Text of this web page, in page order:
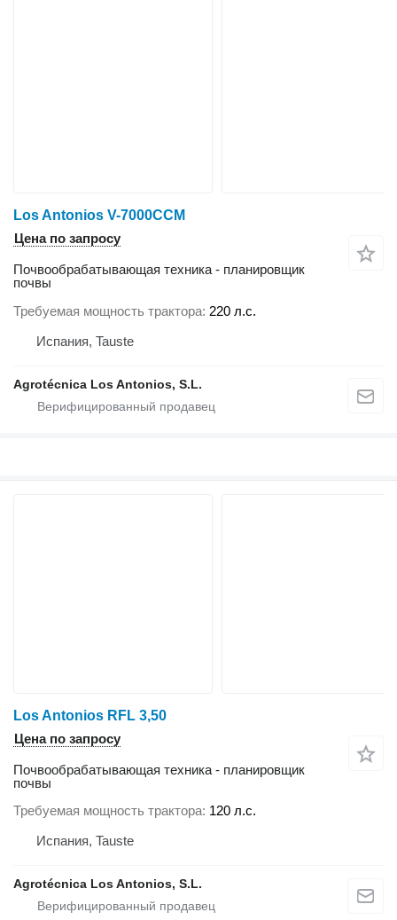
Los Antonios V-7000CCM
Цена по запросу
Почвообрабатывающая техника - планировщик
почвы
Требуемая мощность трактора 220 л.с.
Испания, Tauste
Agrotécnica Los Antonios, S.L.
Los Antonios RFL 3,50
Цена по запросу
Почвообрабатывающая техника - планировщик
почвы
Требуемая мощность трактора 120 л.с.
Испания, Tauste
Agrotécnica Los Antonios, S.L.